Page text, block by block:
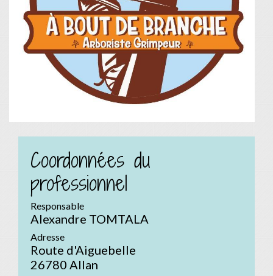
Coordonnées du
professionnel
Responsable
Alexandre TOMTALA
Adresse
Route d'Aiguebelle
26780 Allan